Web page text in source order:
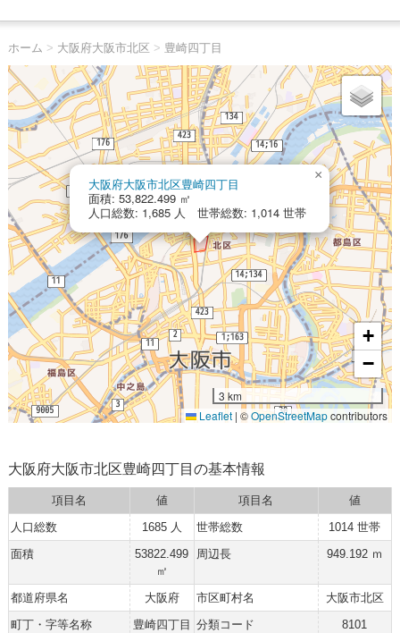
ホーム > 大阪府大阪市北区 > 豊崎四丁目
大阪府大阪市北区豊崎四丁目
面積: 53,822.499 ㎡
人口総数: 1,685 人 世帯総数: 1,014 世帯
×
+
−
3 km
Leaflet | ©OpenStreetMapcontributors
大阪府大阪市北区豊崎四丁目の基本情報
項目名 値 項目名
値
人口総数
1685 人 世帯総数
1014 世帯
面積
53822.499
㎡
周辺長 949.192 ｍ
都道府県名 大阪府 市区町村名
大阪市北区
町丁・字等名称
豊崎四丁目 分類コード
8101